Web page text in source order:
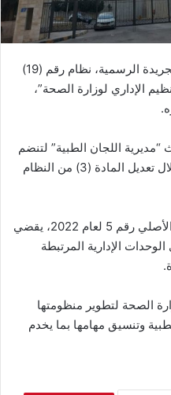
– صدر في العدد الأخير من الجريدة الرسمية، نظام رقم (19)
الإداري لوزارة الصحة”،
اللجان الطبية” لتنضم
إلى الهيكل التنظيمي للوزارة من خلال تعديل المادة (3) من النظام
​كما تضمن النظام تعديلا من النظام الأصلي رقم 5 لعام 2022، يقضي
الإدارية المرتبطة
الصحة لتطوير منظومتها
وتنسيق مهامها بما يخدم